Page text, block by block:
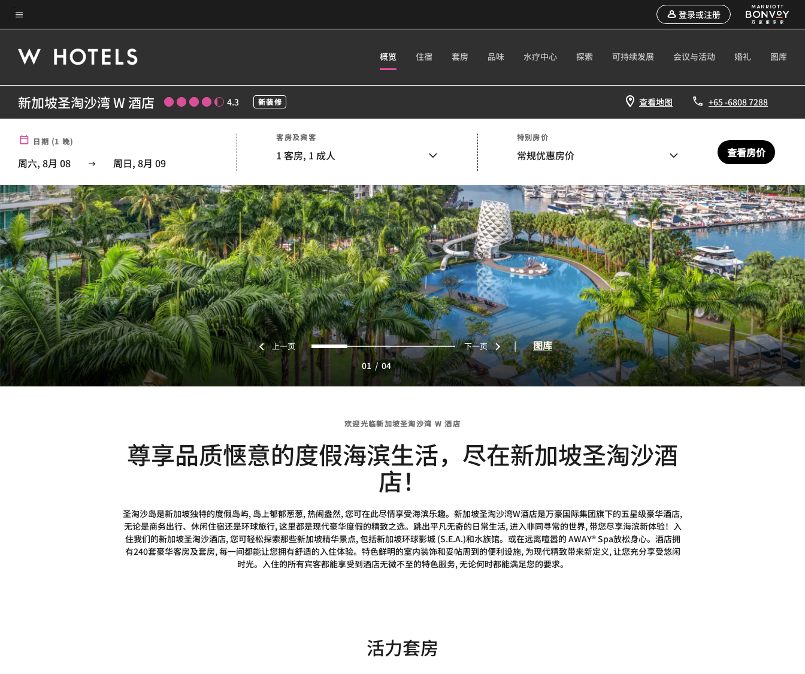
Skip
to
content
菜单文本
登录或注册
概览 住宿 套房 品味 水疗中心 探索 可持续发展 会议与活动 婚礼 图库
新加坡圣淘沙湾 W 酒店 4.3 新装修 查看地图 +65 -6808 7288
日期 (1 晚)
周六, 8月 08 周日, 8月 09
客房及宾客
1 客房, 1 成人
特别房价
常规优惠房价 查看房价
上一页 0 1 2 3 下一页
01/04
| 图库
欢迎光临新加坡圣淘沙湾 W 酒店
尊享品质惬意的度假海滨生活，尽在新加坡圣淘沙酒
店！
圣淘沙岛是新加坡独特的度假岛屿, 岛上郁郁葱葱, 热闹盎然, 您可在此尽情享受海滨乐趣。新加坡圣淘沙湾W酒店是万豪国际集团旗下的五星级豪华酒店,
无论是商务出行、休闲住宿还是环球旅行, 这里都是现代豪华度假的精致之选。跳出平凡无奇的日常生活, 进入非同寻常的世界, 带您尽享海滨新体验！入
住我们的新加坡圣淘沙酒店, 您可轻松探索那些新加坡精华景点, 包括新加坡环球影城 (S.E.A.)和水族馆。或在远离喧嚣的 AWAY® Spa放松身心。酒店拥
有240套豪华客房及套房, 每一间都能让您拥有舒适的入住体验。特色鲜明的室内装饰和妥帖周到的便利设施, 为现代精致带来新定义, 让您充分享受悠闲
时光。入住的所有宾客都能享受到酒店无微不至的特色服务, 无论何时都能满足您的要求。
活力套房